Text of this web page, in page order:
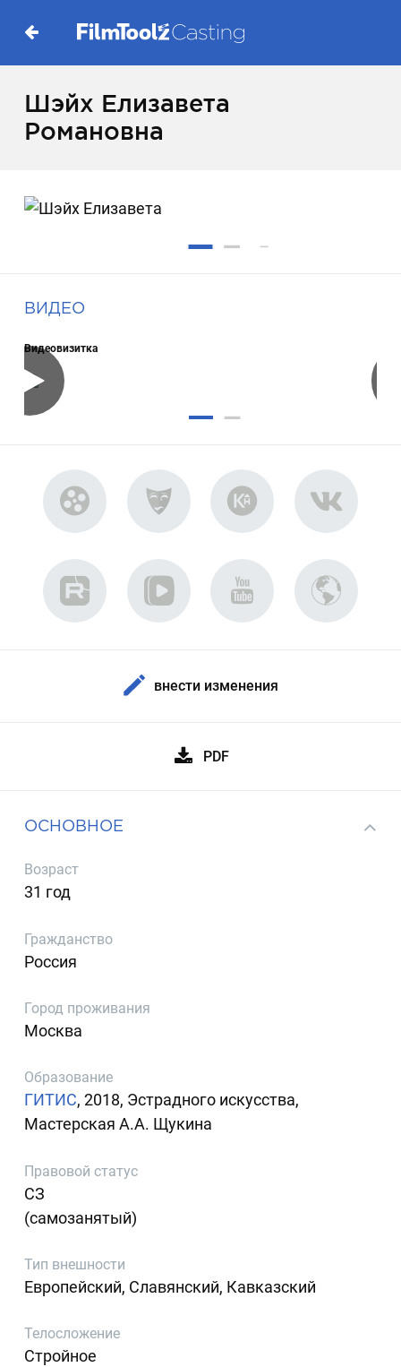
Шэйх Елизавета
Романовна
ВИДЕО
Видеовизитка
внести изменения
PDF
ОСНОВНОЕ
Возраст
31 год
Гражданство
Россия
Город проживания
Москва
Образование
ГИТИС, 2018, Эстрадного искусства,
Мастерская А.А. Щукина
Правовой статус
СЗ
(самозанятый)
Тип внешности
Европейский, Славянский, Кавказский
Телосложение
Стройное